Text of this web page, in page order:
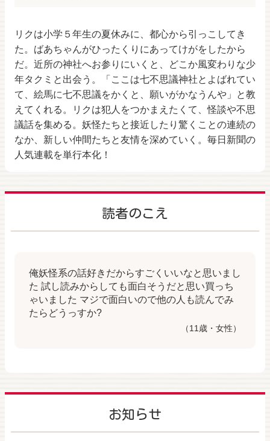
リクは小学５年生の夏休みに、都心から引っこしてき
た。ばあちゃんがひったくりにあってけがをしたから
だ。近所の神社へお参りにいくと、どこか風変わりな少
年タクミと出会う。「ここは七不思議神社とよばれてい
て、絵馬に七不思議をかくと、願いがかなうんや」と教
えてくれる。リクは犯人をつかまえたくて、怪談や不思
議話を集める。妖怪たちと接近したり驚くことの連続の
なか、新しい仲間たちと友情を深めていく。毎日新聞の
人気連載を単行本化！
読者のこえ
俺妖怪系の話好きだからすごくいいなと思いまし
た 試し読みからしても面白そうだと思い買っち
ゃいました マジで面白いので他の人も読んでみ
たらどうっすか?
（11歳・女性）
お知らせ